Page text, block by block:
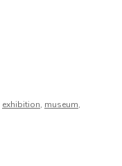
exhibition, museum,